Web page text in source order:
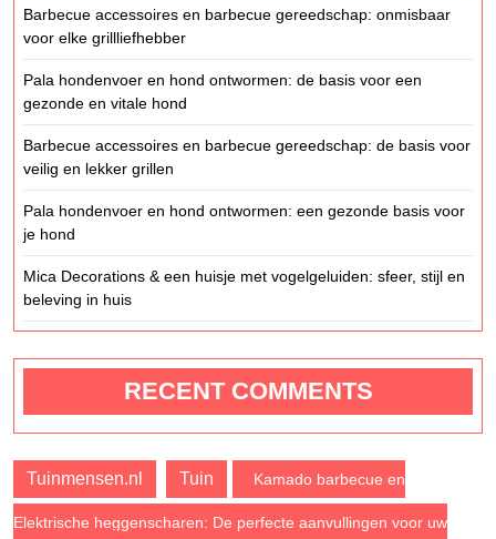
Barbecue accessoires en barbecue gereedschap: onmisbaar
voor elke grillliefhebber
Pala hondenvoer en hond ontwormen: de basis voor een
gezonde en vitale hond
Barbecue accessoires en barbecue gereedschap: de basis voor
veilig en lekker grillen
Pala hondenvoer en hond ontwormen: een gezonde basis voor
je hond
Mica Decorations & een huisje met vogelgeluiden: sfeer, stijl en
beleving in huis
RECENT COMMENTS
Tuinmensen.nl Tuin Kamado barbecue en
Elektrische heggenscharen: De perfecte aanvullingen voor uw